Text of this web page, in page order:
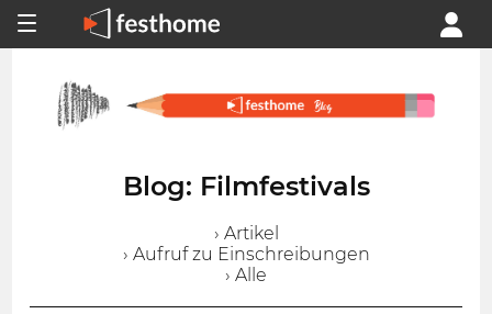
Blog: Filmfestivals
› Artikel
› Aufruf zu Einschreibungen
› Alle